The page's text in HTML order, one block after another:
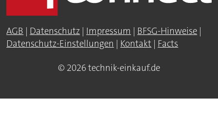
AGB | Datenschutz | Impressum | BFSG-Hinweise |
Datenschutz-Einstellungen | Kontakt | Facts
© 2026 technik-einkauf.de